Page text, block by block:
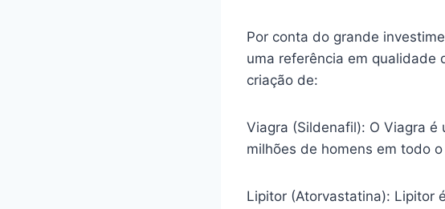
Por conta do grande
uma referência em qualidade
criação de:
Viagra (Sildenafil): O Viagra
milhões de homens em todo
Lipitor (Atorvastatina): Lipitor